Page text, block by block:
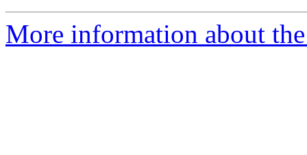
More information about